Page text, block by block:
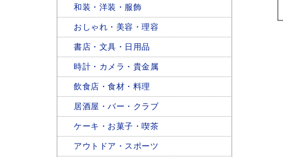
和装・洋装・服飾
おしゃれ・美容・理容
書店・文具・日用品
時計・カメラ・貴金属
飲食店・食材・料理
居酒屋・バー・クラブ
ケーキ・お菓子・喫茶
アウトドア・スポーツ